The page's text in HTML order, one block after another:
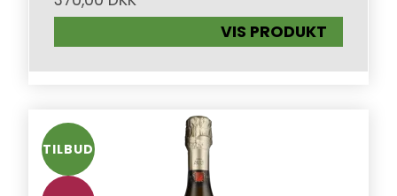
VIS PRODUKT
TILBUD